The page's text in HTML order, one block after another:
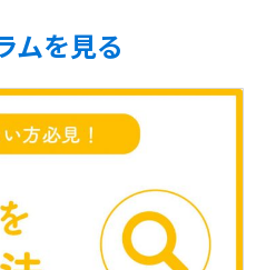
ムを見る